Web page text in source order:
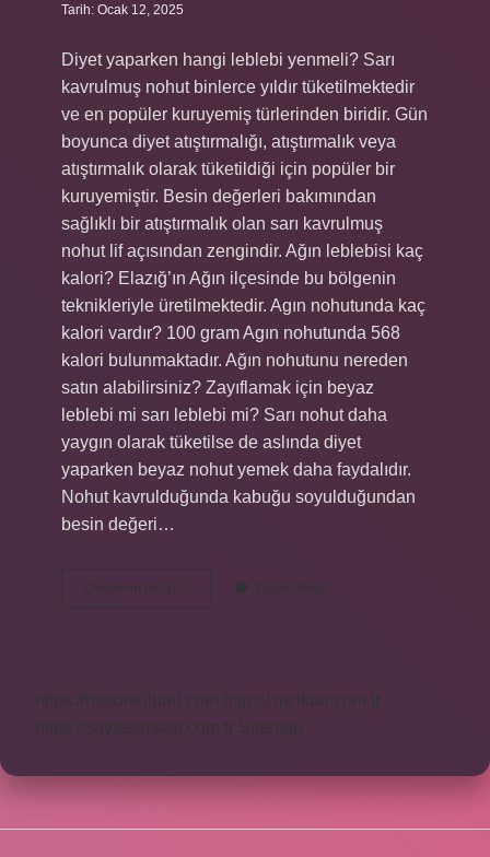
Tarih: Ocak 12, 2025
Diyet yaparken hangi leblebi yenmeli? Sarı
kavrulmuş nohut binlerce yıldır tüketilmektedir
ve en popüler kuruyemiş türlerinden biridir. Gün
boyunca diyet atıştırmalığı, atıştırmalık veya
atıştırmalık olarak tüketildiği için popüler bir
kuruyemiştir. Besin değerleri bakımından
sağlıklı bir atıştırmalık olan sarı kavrulmuş
nohut lif açısından zengindir. Ağın leblebisi kaç
kalori? Elazığ’ın Ağın ilçesinde bu bölgenin
teknikleriyle üretilmektedir. Agın nohutunda kaç
kalori vardır? 100 gram Agın nohutunda 568
kalori bulunmaktadır. Ağın nohutunu nereden
satın alabilirsiniz? Zayıflamak için beyaz
leblebi mi sarı leblebi mi? Sarı nohut daha
yaygın olarak tüketilse de aslında diyet
yaparken beyaz nohut yemek daha faydalıdır.
Nohut kavrulduğunda kabuğu soyulduğundan
besin değeri…
Devamını okuyun
Leblebisi
Yorum Bırak
https://motorkulubu.com
https://mcifuar.com.tr
https://saytasinsaat.com.tr
Sitemap